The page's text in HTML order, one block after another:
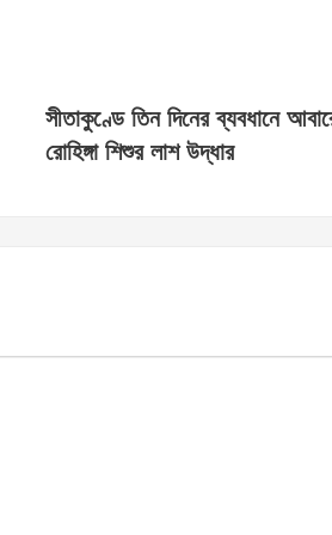
সীতাকুণ্ডে তিন দিনের ব্যবধানে
রোহিঙ্গা শিশুর লাশ উদ্ধার